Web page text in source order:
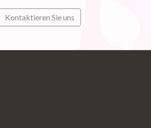
Kontaktieren Sie uns